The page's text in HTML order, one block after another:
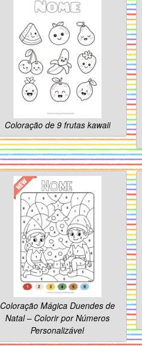
Coloração de 9 frutas kawaii
Coloração Mágica Duendes de
Natal – Colorir por Números
Personalizável